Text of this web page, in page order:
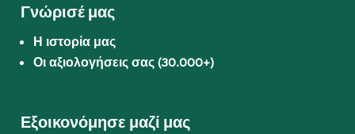
Γνώρισέ μας
Η ιστορία μας
Οι αξιολογήσεις σας (30.000+)
Εξοικονόμησε μαζί μας